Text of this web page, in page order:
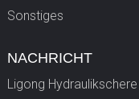
Sonstiges
NACHRICHT
Ligong Hydraulikschere